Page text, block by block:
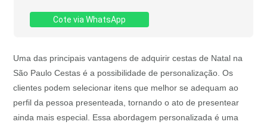
Cote via WhatsApp
Uma das principais vantagens de adquirir cestas de Natal na
São Paulo Cestas é a possibilidade de personalização. Os
clientes podem selecionar itens que melhor se adequam ao
perfil da pessoa presenteada, tornando o ato de presentear
ainda mais especial. Essa abordagem personalizada é uma